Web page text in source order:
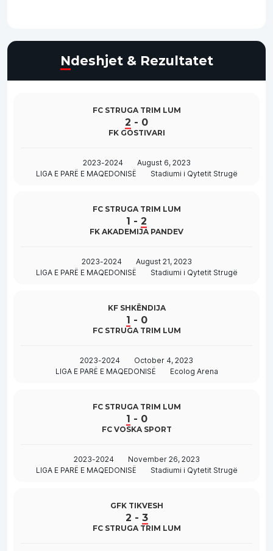
Ndeshjet & Rezultatet
FC STRUGA TRIM LUM
2 - 0
FK GOSTIVARI
2023-2024
August 6, 2023
LIGA E PARË E MAQEDONISË
Stadiumi i Qytetit Strugë
FC STRUGA TRIM LUM
1 - 2
FK AKADEMIJA PANDEV
2023-2024
August 21, 2023
LIGA E PARË E MAQEDONISË
Stadiumi i Qytetit Strugë
KF SHKËNDIJA
1 - 0
FC STRUGA TRIM LUM
2023-2024
October 4, 2023
LIGA E PARË E MAQEDONISË
Ecolog Arena
FC STRUGA TRIM LUM
1 - 0
FC VOSKA SPORT
2023-2024
November 26, 2023
LIGA E PARË E MAQEDONISË
Stadiumi i Qytetit Strugë
GFK TIKVESH
2 - 3
FC STRUGA TRIM LUM